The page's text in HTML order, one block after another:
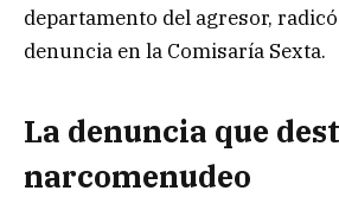
departamento del agresor,
denuncia en la Comisaría Sexta.
La denuncia que
narcomenudeo